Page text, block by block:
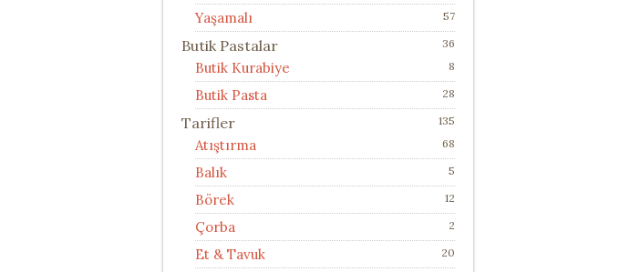
Yaşamalı 57
Butik Pastalar 36
Butik Kurabiye 8
Butik Pasta 28
Tarifler 135
Atıştırma 68
Balık 5
Börek 12
Çorba 2
Et & Tavuk 20